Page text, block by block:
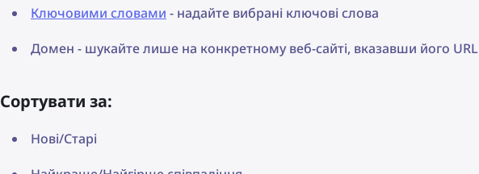
Ключовими словами - надайте вибрані ключові слова
Домен - шукайте лише на конкретному веб-сайті, вказавши його
Сортувати за:
Нові/Старі